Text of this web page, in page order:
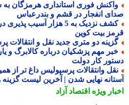
فوری استانداری هرمزگان به
انفجار در قشم و بندرعباس
کشف نزدیک به 5 هزار آسیب
بیت کوین
دو متری جدید نقل و انتقالات
مهم پزشکیان درباره کالابرگ و
کار دولت
نهایی شدن | آخرین لیست گزینه های
ویژهاقتصاد آزاد